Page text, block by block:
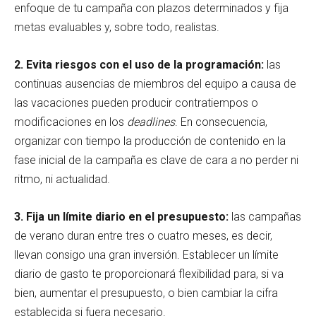
enfoque de tu campaña con plazos determinados y fija
metas evaluables y, sobre todo, realistas.
2. Evita riesgos con el uso de la programación: las
continuas ausencias de miembros del equipo a causa de
las vacaciones pueden producir contratiempos o
modificaciones en los deadlines. En consecuencia,
organizar con tiempo la producción de contenido en la
fase inicial de la campaña es clave de cara a no perder ni
ritmo, ni actualidad.
3. Fija un límite diario en el presupuesto: las campañas
de verano duran entre tres o cuatro meses, es decir,
llevan consigo una gran inversión. Establecer un límite
diario de gasto te proporcionará flexibilidad para, si va
bien, aumentar el presupuesto, o bien cambiar la cifra
establecida si fuera necesario.